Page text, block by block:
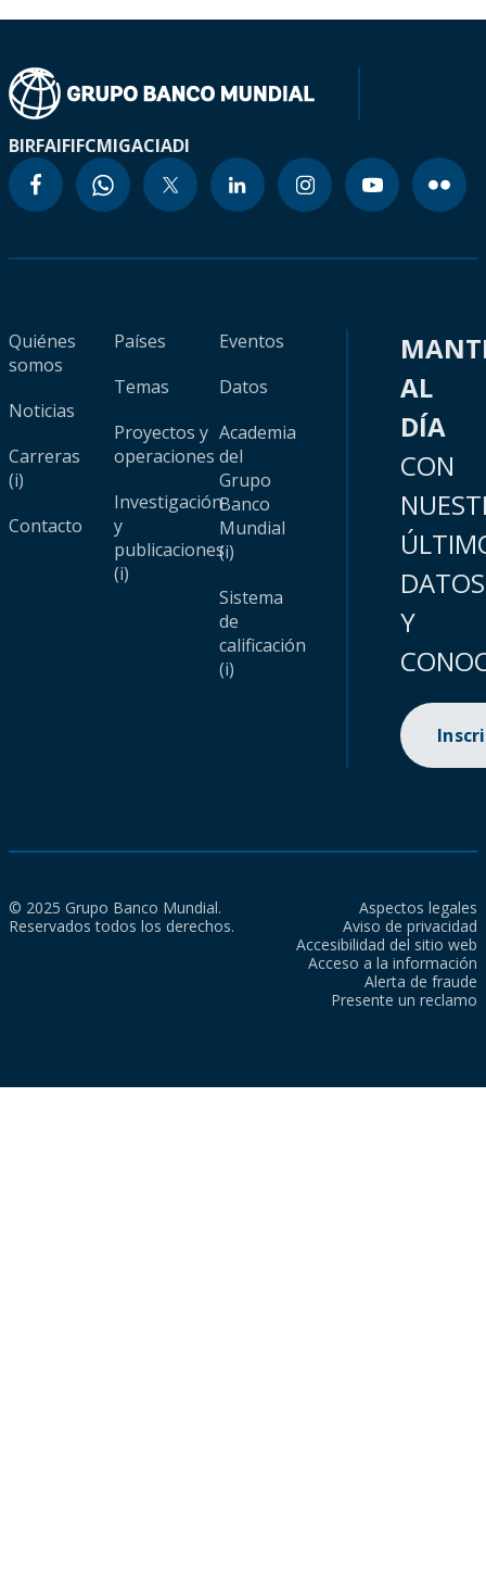
BIRFAIFIFCMIGACIADI
Quiénes
somos
Noticias
Carreras
(i)
Contacto
Países
Temas
Proyectos y
operaciones
Investigación
y
publicaciones
(i)
Eventos
Datos
Academia
del
Grupo
Banco
Mundial
(i)
Sistema
de
calificación
(i)
AL
DÍA
CON
DATOS
Y
© 2025 Grupo Banco Mundial.
Reservados todos los derechos.
Aspectos legales
Aviso de privacidad
Accesibilidad del sitio web
Acceso a la información
Alerta de fraude
Presente un reclamo